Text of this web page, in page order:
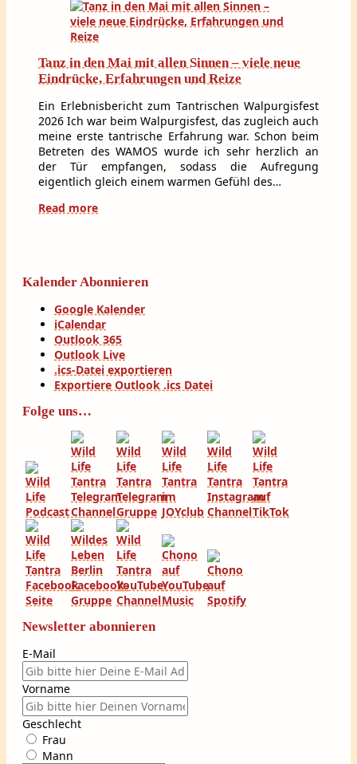
Tanz in den Mai mit allen Sinnen – viele neue
Eindrücke, Erfahrungen und Reize
Ein Erlebnisbericht zum Tantrischen Walpurgisfest
2026 Ich war beim Walpurgisfest, das zugleich auch
meine erste tantrische Erfahrung war. Schon beim
Betreten des WAMOS wurde ich sehr herzlich an
der Tür empfangen, sodass die Aufregung
eigentlich gleich einem warmen Gefühl des…
Read more
Kalender Abonnieren
Google Kalender
iCalendar
Outlook 365
Outlook Live
.ics-Datei exportieren
Exportiere Outlook .ics Datei
Folge uns…
Newsletter abonnieren
E-Mail
Vorname
Geschlecht
Frau
Mann